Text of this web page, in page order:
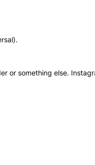
or something else.